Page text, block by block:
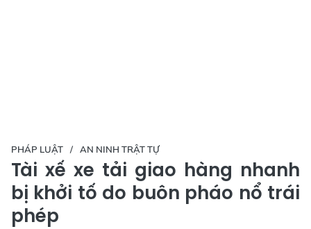
PHÁP LUẬT AN NINH TRẬT TỰ
Tài xế xe tải giao hàng nhanh
bị khởi tố do buôn pháo nổ trái
phép